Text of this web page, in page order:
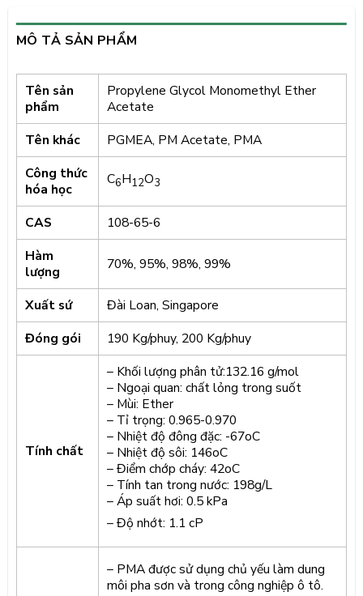
MÔ TẢ SẢN PHẨM
Tên sản
phẩm
Propylene Glycol Monomethyl Ether
Acetate
Tên khác
PGMEA, PM Acetate, PMA
Công thức
hóa học
C6H12O3
CAS
108-65-6
Hàm
lượng
70%, 95%, 98%, 99%
Xuất sứ
Đài Loan, Singapore
Đóng gói
190 Kg/phuy, 200 Kg/phuy
Tính chất
– Khối lượng phân tử:132.16 g/mol
– Ngoại quan: chất lỏng trong suốt
– Mùi: Ether
– Tỉ trọng: 0.965-0.970
– Nhiệt độ đông đặc: -67oC
– Nhiệt độ sôi: 146oC
– Điểm chớp cháy: 42oC
– Tính tan trong nước: 198g/L
– Áp suất hơi: 0.5 kPa
– Độ nhớt: 1.1 cP
– PMA được sử dụng chủ yếu làm dung
môi pha sơn và trong công nghiệp ô tô.